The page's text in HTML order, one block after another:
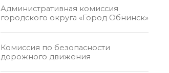
Административная комиссия
городского округа «Город Обнинск»
Комиссия по безопасности
дорожного движения